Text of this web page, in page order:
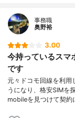
事務職
奥野裕
3.00
今持っているスマ
です
元々ドコモ回線を利用
うになり、格安SIMを
mobileを見つけて契約